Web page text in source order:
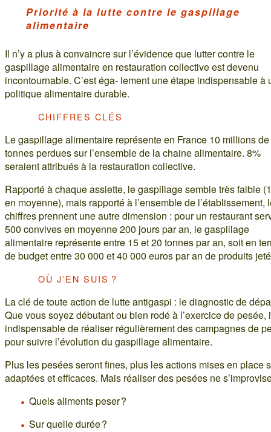
Priorité à la lutte contre le gaspillage
alimentaire
Il n’y a plus à convaincre sur l’évidence que lutter contre le
gaspillage alimentaire en restauration collective est devenu
incontournable. C’est éga- lement une étape indispensable à
politique alimentaire durable.
CHIFFRES CLÉS
Le gaspillage alimentaire représente en France 10 millions de
tonnes perdues sur l’ensemble de la chaine alimentaire. 8%
seraient attribués à la restauration collective.
Rapporté à chaque assiette, le gaspillage semble très faible
en moyenne), mais rapporté à l’ensemble de l’établissement,
chiffres prennent une autre dimension : pour un restaurant
500 convives en moyenne 200 jours par an, le gaspillage
alimentaire représente entre 15 et 20 tonnes par an, soit en
de budget entre 30 000 et 40 000 euros par an de produits
OÙ J’EN SUIS ?
La clé de toute action de lutte antigaspi : le diagnostic de
Que vous soyez débutant ou bien rodé à l’exercice de pesée,
indispensable de réaliser régulièrement des campagnes de
pour suivre l’évolution du gaspillage alimentaire.
Plus les pesées seront fines, plus les actions mises en place
adaptées et efficaces. Mais réaliser des pesées ne
Quels aliments peser ?
Sur quelle durée ?